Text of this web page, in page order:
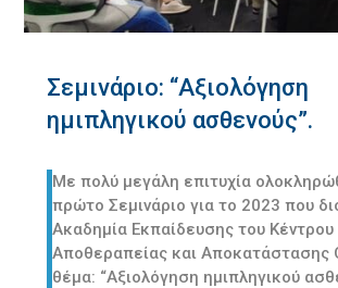
Σεμινάριο: “Αξιολόγηση
ημιπληγικού ασθενούς”.
Με πολύ μεγάλη επιτυχία
πρώτο Σεμινάριο για το 2023 που
Ακαδημία Εκπαίδευσης του Κέντρου
Αποθεραπείας και Αποκατάστασης
θέμα: “Αξιολόγηση ημιπληγικού